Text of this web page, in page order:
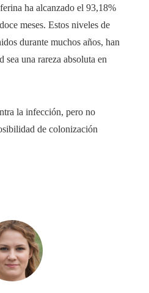
ha alcanzado el 93,18%
meses. Estos niveles de
durante muchos años, han
sea una rareza absoluta en
la infección, pero no
de colonización